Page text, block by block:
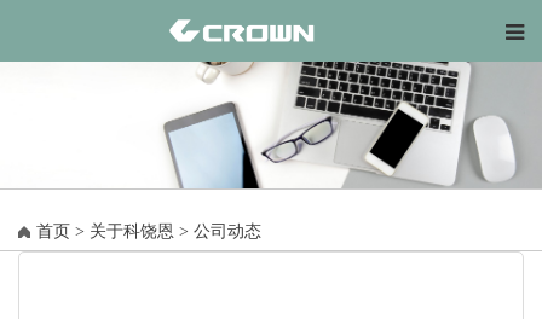
首页 > 关于科饶恩 > 公司动态